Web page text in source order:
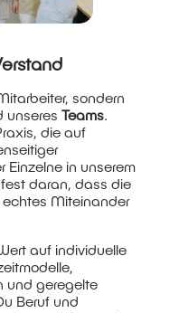
sondern
unseres Teams.
die auf
in unserem
daran, dass die
Miteinander
auf individuelle
und geregelte
Beruf und